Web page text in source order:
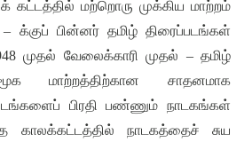
கட்டத்தில் மற்றொரு முக்கிய மாற்றம்
– க்குப் பின்னர் தமிழ் திரைப்படங்கள்
முதல் வேலைக்காரி முதல் – தமிழ்
மாற்றத்திற்கான சாதனமாக
பிரதி பண்ணும் நாடகங்கள்
காலக்கட்டத்தில் நாடகத்தைச் சுய